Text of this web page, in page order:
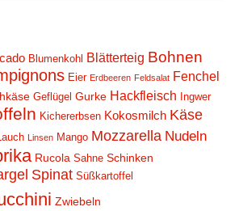
Blumenkohl Blätterteig Bohnen
Eier Erdbeeren Feldsalat Fenchel
Geflügel Gurke Hackfleisch Ingwer
Kichererbsen Kokosmilch Käse
Lauch Linsen Mango Mozzarella Nudeln
Rucola Sahne Schinken
Spinat Süßkartoffel
Zwiebeln